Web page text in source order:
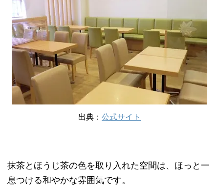
出典： 公式サイト
抹茶とほうじ茶の色を取り入れた空間は、ほっと一
息つける和やかな雰囲気です。